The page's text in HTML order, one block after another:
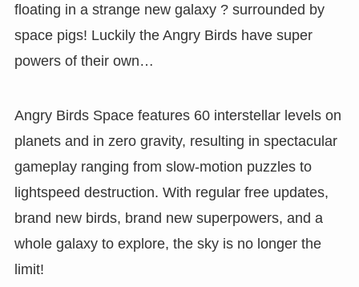
floating in a strange new galaxy ? surrounded by
space pigs! Luckily the Angry Birds have super
powers of their own…
Angry Birds Space features 60 interstellar levels on
planets and in zero gravity, resulting in spectacular
gameplay ranging from slow-motion puzzles to
lightspeed destruction. With regular free updates,
brand new birds, brand new superpowers, and a
whole galaxy to explore, the sky is no longer the
limit!